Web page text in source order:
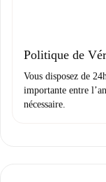
uniquement si
Politique de
Vous disposez de
importante entre
nécessaire.